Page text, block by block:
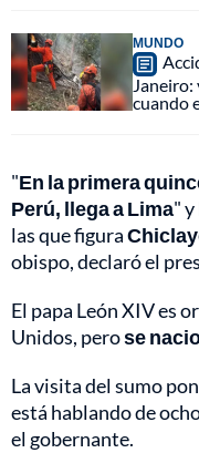
MUNDO
cuando
"En la primera
Perú, llega a Lima"
las que figura
obispo, declaró el
El papa León XIV es
Unidos, perose
La visita del sumo
está hablando de
el gobernante.